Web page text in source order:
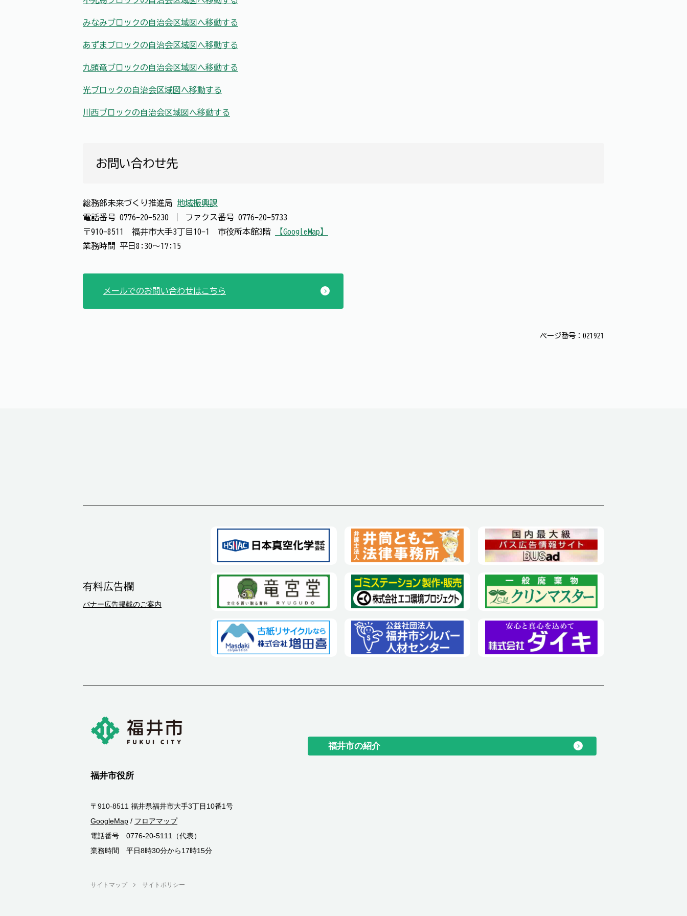
みなみブロックの自治会区域図へ移動する
あずまブロックの自治会区域図へ移動する
九頭竜ブロックの自治会区域図へ移動する
光ブロックの自治会区域図へ移動する
川西ブロックの自治会区域図へ移動する
お問い合わせ先
総務部未来づくり推進局 地域振興課
電話番号 0776-20-5230 ファクス番号 0776-20-5733
〒910-8511 福井市大手3丁目10-1 市役所本館3階
【GoogleMap】
業務時間 平日8:30～17:15
メールでのお問い合わせはこちら
ページ番号：021921
有料広告欄
バナー広告掲載のご案内
福井市役所
〒910-8511 福井県福井市大手3丁目10番1号
GoogleMap / フロアマップ
電話番号 0776-20-5111（代表）
業務時間 平日8時30分から17時15分
サイトマップ サイトポリシー
福井市の紹介